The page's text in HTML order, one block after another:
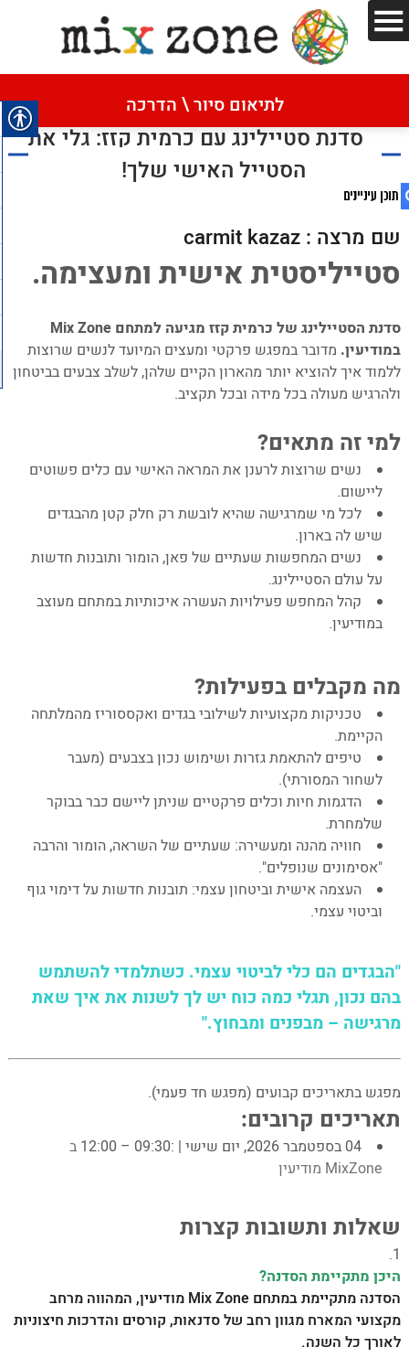
1. סדנת סטיילינג עם כרמית קזז: גלי את הסטייל
3. נעים להכיר
4. למי זה מתאים?
5. מה מקבלים בפעילות?
7. שאלות ותשובות קצרות
8. "הבגדים הם כלי לביטוי עצמי. כשתלמדי
להשתמש בהם נכון, תגלי כמה כוח יש לך לשנות
את איך שאת מרגישה – מבפנים ומבחוץ."
10. מדיניות הפרטיות
לתיאום סיור \ הדרכה
דף הבית»סדנת סטיילינג עם כרמית קזז: גלי את הסטייל
האישי שלך!
סדנת סטיילינג עם כרמית קזז: גלי את
הסטייל האישי שלך!
שם מרצה : carmit kazaz
סטייליסטית אישית ומעצימה.
סדנת הסטיילינג של כרמית קזז מגיעה למתחם Mix Zone
במודיעין. מדובר במפגש פרקטי ומעצים המיועד לנשים שרוצות
ללמוד איך להוציא יותר מהארון הקיים שלהן, לשלב צבעים בביטחון
ולהרגיש מעולה בכל מידה ובכל תקציב.
למי זה מתאים?
נשים שרוצות לרענן את המראה האישי עם כלים פשוטים
ליישום.
לכל מי שמרגישה שהיא לובשת רק חלק קטן מהבגדים
שיש לה בארון.
נשים המחפשות שעתיים של פאן, הומור ותובנות חדשות
על עולם הסטיילינג.
קהל המחפש פעילויות העשרה איכותיות במתחם מעוצב
במודיעין.
מה מקבלים בפעילות?
טכניקות מקצועיות לשילובי בגדים ואקססוריז מהמלתחה
הקיימת.
טיפים להתאמת גזרות ושימוש נכון בצבעים (מעבר
לשחור המסורתי).
הדגמות חיות וכלים פרקטיים שניתן ליישם כבר בבוקר
שלמחרת.
חוויה מהנה ומעשירה: שעתיים של השראה, הומור והרבה
"אסימונים שנופלים".
העצמה אישית וביטחון עצמי: תובנות חדשות על דימוי גוף
וביטוי עצמי.
"הבגדים הם כלי לביטוי עצמי. כשתלמדי להשתמש
בהם נכון, תגלי כמה כוח יש לך לשנות את איך שאת
מרגישה – מבפנים ומבחוץ."
מפגש בתאריכים קבועים (מפגש חד פעמי).
תאריכים קרובים:
04 בספטמבר 2026, יום שישי | :09:30 – 12:00
ב
MixZone מודיעין
שאלות ותשובות קצרות
היכן מתקיימת הסדנה?
הסדנה מתקיימת במתחם Mix Zone מודיעין, המהווה מרחב
מקצועי המארח מגוון רחב של סדנאות, קורסים והדרכות חיצוניות
לאורך כל השנה.